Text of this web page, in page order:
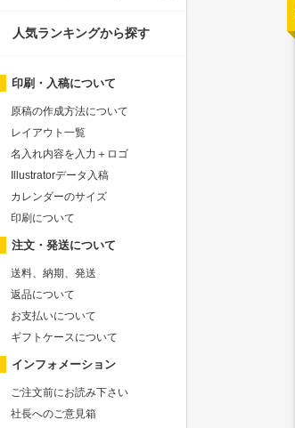
人気ランキングから探す
印刷・入稿について
原稿の作成方法について
レイアウト一覧
名入れ内容を入力＋ロゴ
Illustratorデータ入稿
カレンダーのサイズ
印刷について
注文・発送について
送料、納期、発送
返品について
お支払いについて
ギフトケースについて
インフォメーション
ご注文前にお読み下さい
社長へのご意見箱